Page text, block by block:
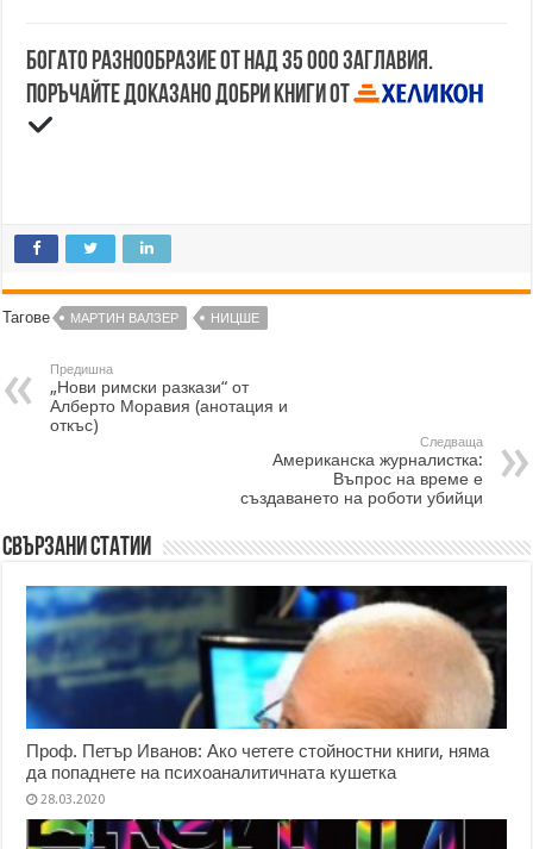
Богато разнообразие от над 35 000 заглавия.
Поръчайте доказано добри книги от
Тагове МАРТИН ВАЛЗЕР НИЦШЕ
Предишна
„Нови римски разкази“ от
Алберто Моравия (анотация и
откъс)
Следваща
Американска журналистка:
Въпрос на време е
създаването на роботи убийци
Свързани статии
Проф. Петър Иванов: Ако четете стойностни книги, няма
да попаднете на психоаналитичната кушетка
28.03.2020